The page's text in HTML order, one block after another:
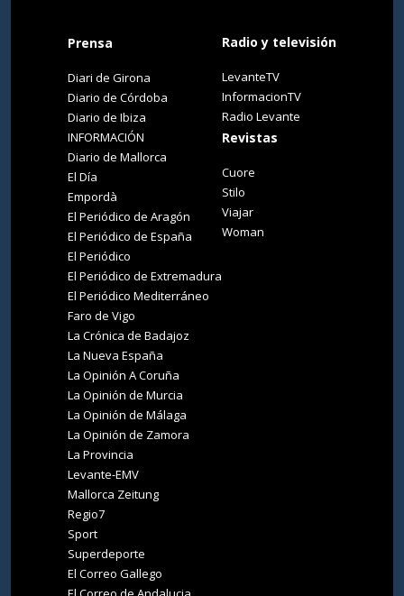
Prensa
Diari de Girona
Diario de Córdoba
Diario de Ibiza
INFORMACIÓN
Diario de Mallorca
El Día
Empordà
El Periódico de Aragón
El Periódico de España
El Periódico
El Periódico de Extremadura
El Periódico Mediterráneo
Faro de Vigo
La Crónica de Badajoz
La Nueva España
La Opinión A Coruña
La Opinión de Murcia
La Opinión de Málaga
La Opinión de Zamora
La Provincia
Levante-EMV
Mallorca Zeitung
Regio7
Sport
Superdeporte
El Correo Gallego
Radio y televisión
LevanteTV
InformacionTV
Radio Levante
Revistas
Cuore
Stilo
Viajar
Woman